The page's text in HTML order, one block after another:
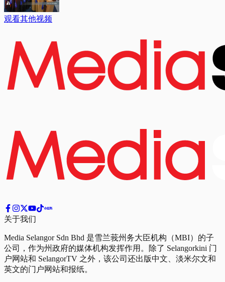
观看其他视频
关于我们
Media Selangor Sdn Bhd 是雪兰莪州务大臣机构（MBI）的子
公司，作为州政府的媒体机构发挥作用。除了 Selangorkini 门
户网站和 SelangorTV 之外，该公司还出版中文、淡米尔文和
英文的门户网站和报纸。